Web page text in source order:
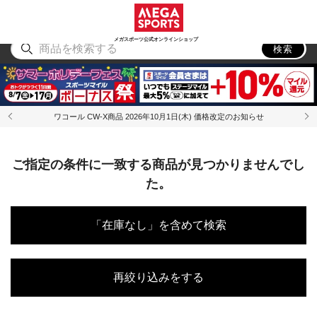
メガスポーツ公式オンラインショップ
アウトドア
検索
ワコール CW-X商品 2026年10月1日(木) 価格改定のお知らせ
ご指定の条件に一致する商品が見つかりませんでし
た。
「在庫なし」を含めて検索
再絞り込みをする